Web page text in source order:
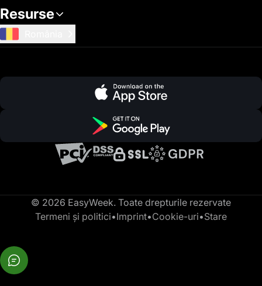
Resurse
© 2026 EasyWeek. Toate drepturile rezervate
Termeni și politici•Imprint•Cookie-uri•Stare